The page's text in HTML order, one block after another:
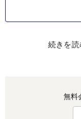
続きを読
無料